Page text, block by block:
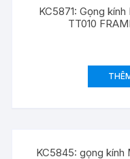
KC5871: Gọng kính
TT010
KC5845: gọng kính